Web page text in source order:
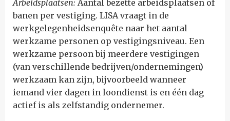
Arbeidsplaatsen: Aantal bezette arbeidsplaatsen of
banen per vestiging. LISA vraagt in de
werkgelegenheidsenquête naar het aantal
werkzame personen op vestigingsniveau. Een
werkzame persoon bij meerdere vestigingen
(van verschillende bedrijven/ondernemingen)
werkzaam kan zijn, bijvoorbeeld wanneer
iemand vier dagen in loondienst is en één dag
actief is als zelfstandig ondernemer.